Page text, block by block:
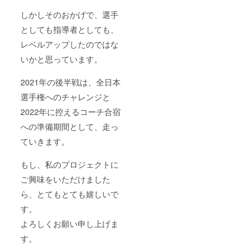
しかしそのおかげで、選手
としても指導者としても、
レベルアップしたのではな
いかと思っています。
2021年の後半戦は、全日本
選手権へのチャレンジと
2022年に控えるコーチ合宿
への準備期間として、走っ
ていきます。
もし、私のプロジェクトに
ご興味をいただけました
ら、とてもとても嬉しいで
す。
よろしくお願い申し上げま
す。